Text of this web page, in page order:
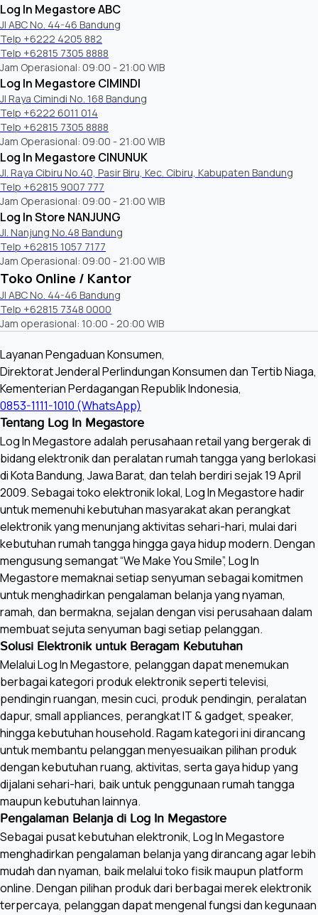
Log In Megastore ABC
Jl ABC No. 44-46 Bandung
Telp +6222 4205 882
Telp +62815 7305 8888
Jam Operasional: 09:00 - 21:00 WIB
Log In Megastore CIMINDI
Jl Raya Cimindi No. 168 Bandung
Telp +6222 6011 014
Telp +62815 7305 8888
Jam Operasional: 09:00 - 21:00 WIB
Log In Megastore CINUNUK
Jl. Raya Cibiru No.40, Pasir Biru, Kec. Cibiru, Kabupaten Bandung
Telp +62815 9007 777
Jam Operasional: 09:00 - 21:00 WIB
Log In Store NANJUNG
Jl. Nanjung No.48 Bandung
Telp +62815 1057 7177
Jam Operasional: 09:00 - 21:00 WIB
Toko Online / Kantor
Jl ABC No. 44-46 Bandung
Telp +62815 7348 0000
Jam operasional: 10:00 - 20:00 WIB
Layanan Pengaduan Konsumen,
Direktorat Jenderal Perlindungan Konsumen dan Tertib Niaga,
Kementerian Perdagangan Republik Indonesia,
0853-1111-1010 (WhatsApp)
Tentang Log In Megastore
Log In Megastore adalah perusahaan retail yang bergerak di
bidang elektronik dan peralatan rumah tangga yang berlokasi
di Kota Bandung, Jawa Barat, dan telah berdiri sejak 19 April
2009. Sebagai toko elektronik lokal, Log In Megastore hadir
untuk memenuhi kebutuhan masyarakat akan perangkat
elektronik yang menunjang aktivitas sehari-hari, mulai dari
kebutuhan rumah tangga hingga gaya hidup modern. Dengan
mengusung semangat “We Make You Smile”, Log In
Megastore memaknai setiap senyuman sebagai komitmen
untuk menghadirkan pengalaman belanja yang nyaman,
ramah, dan bermakna, sejalan dengan visi perusahaan dalam
membuat sejuta senyuman bagi setiap pelanggan.
Solusi Elektronik untuk Beragam Kebutuhan
Melalui Log In Megastore, pelanggan dapat menemukan
berbagai kategori produk elektronik seperti televisi,
pendingin ruangan, mesin cuci, produk pendingin, peralatan
dapur, small appliances, perangkat IT & gadget, speaker,
hingga kebutuhan household. Ragam kategori ini dirancang
untuk membantu pelanggan menyesuaikan pilihan produk
dengan kebutuhan ruang, aktivitas, serta gaya hidup yang
dijalani sehari-hari, baik untuk penggunaan rumah tangga
maupun kebutuhan lainnya.
Pengalaman Belanja di Log In Megastore
Sebagai pusat kebutuhan elektronik, Log In Megastore
menghadirkan pengalaman belanja yang dirancang agar lebih
mudah dan nyaman, baik melalui toko fisik maupun platform
online. Dengan pilihan produk dari berbagai merek elektronik
terpercaya, pelanggan dapat mengenal fungsi dan kegunaan